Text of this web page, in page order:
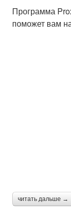
Программа
поможет вам
читать дальше →